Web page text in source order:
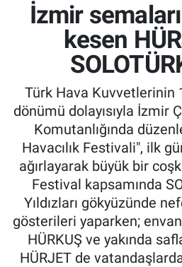
İzmir
kesen
Türk Hava Kuvvetlerinin
dönümü dolayısıyla İzmir
Komutanlığında
Havacılık Festivali", ilk
ağırlayarak büyük bir
Festival kapsamında
Yıldızları gökyüzünde
gösterileri yaparken;
HÜRKUŞ ve yakında
HÜRJET de
İzmir Namaz Vakitleri
İzmir Trafik Yoğunluk
Süper Lig Puan Durumu
Tüm Manşetler
Son Dakika Haberleri
Haber Arşivi